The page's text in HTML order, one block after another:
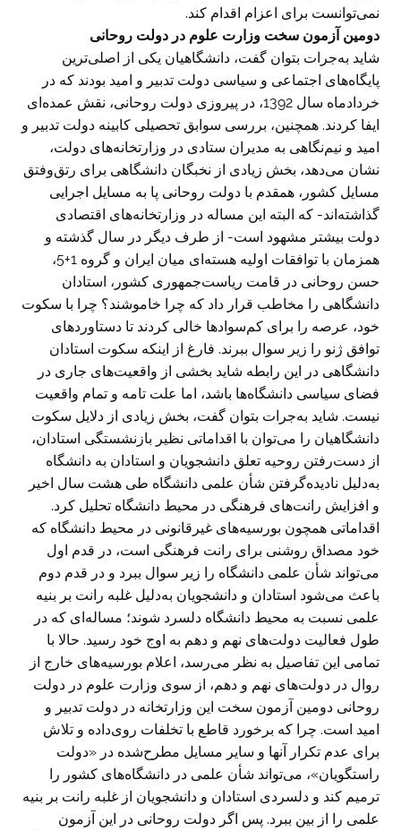
نمی‌توانست برای اعزام اقدام کند.
دومین آزمون سخت وزارت علوم در دولت روحانی
شاید به‌جرات بتوان گفت، دانشگاهیان یکی از اصلی‌ترین
پایگاه‌های اجتماعی و سیاسی دولت تدبیر و امید بودند که در
خردادماه سال 1392، در پیروزی دولت روحانی، نقش عمده‌ای
ایفا کردند. همچنین، بررسی سوابق تحصیلی کابینه دولت تدبیر و
امید و نیم‌نگاهی به مدیران ستادی در وزارتخانه‌های دولت،
نشان می‌دهد، بخش زیادی از نخبگان دانشگاهی برای رتق‌وفتق
مسایل کشور، همقدم با دولت روحانی پا به مسایل اجرایی
گذاشته‌اند- که البته این مساله در وزارتخانه‌های اقتصادی
دولت بیشتر مشهود است- از طرف دیگر در سال گذشته و
همزمان با توافقات اولیه هسته‌ای میان ایران و گروه 1+5،
حسن روحانی در قامت ریاست‌جمهوری کشور، استادان
دانشگاهی را مخاطب قرار داد که چرا خاموشند؟ چرا با سکوت
خود، عرصه را برای کم‌سواد‌ها خالی کردند تا دستاورد‌های
توافق ژنو را زیر سوال ببرند. فارغ از اینکه سکوت استادان
دانشگاهی در این رابطه شاید بخشی از واقعیت‌های جاری در
فضای سیاسی دانشگاه‌ها باشد، اما علت تامه و تمام واقعیت
نیست. شاید به‌جرات بتوان گفت، بخش زیادی از دلایل سکوت
دانشگاهیان را می‌توان با اقداماتی نظیر بازنشستگی استادان،
از دست‌رفتن روحیه تعلق دانشجویان و استادان به دانشگاه
به‌دلیل نادیده‌گرفتن شأن علمی دانشگاه طی هشت سال اخیر
و افزایش رانت‌های فرهنگی در محیط دانشگاه تحلیل کرد.
اقداماتی همچون بورسیه‌های غیرقانونی در محیط دانشگاه که
خود مصداق روشنی برای رانت فرهنگی است، در قدم اول
می‌تواند شأن علمی دانشگاه را زیر سوال ببرد و در قدم دوم
باعث می‌شود استادان و دانشجویان به‌دلیل غلبه رانت بر بنیه
علمی نسبت به محیط دانشگاه دلسرد شوند؛ مساله‌ای که در
طول فعالیت دولت‌های نهم و دهم به اوج خود رسید. حالا با
تمامی این تفاصیل به نظر می‌رسد، اعلام بورسیه‌های خارج از
روال در دولت‌های نهم و دهم، از سوی وزارت علوم در دولت
روحانی دومین آزمون سخت این وزارتخانه در دولت تدبیر و
امید است. چرا که برخورد قاطع با تخلفات روی‌داده و تلاش
برای عدم تکرار آنها و سایر مسایل مطرح‌شده در «دولت
راستگویان»، می‌تواند شأن علمی در دانشگاه‌های کشور را
ترمیم کند و دلسردی استادان و دانشجویان از غلبه رانت بر بنیه
علمی را از بین ببرد. پس اگر دولت روحانی در این آزمون